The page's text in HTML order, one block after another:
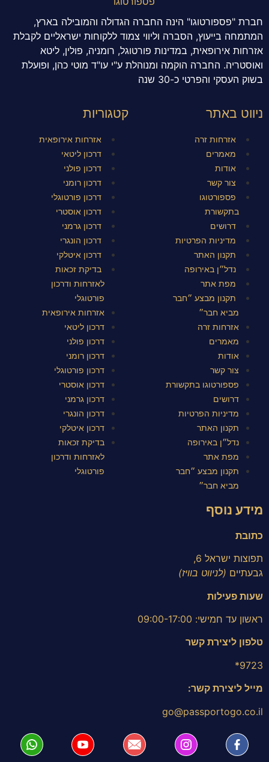
חברת "פספורטוגו" הינה החברה הגדולה והמובילה בארץ,
המתמחה בייעוץ, הסברה וליווי צמוד ללקוחות ישראליים לקבלת
אזרחות אירופאית, במדינות פורטוגל, רומניה, פולין, ליטא
ואוסטריה. החברה הוקמה ומנוהלת ע"י עו"ד מוטי כהן, ופועלת
בשוק העסקי והפרטי כ-30 שנה
ניווט באתר
אזרחות זרה
מאמרים
אודות
צור קשר
פספורטוגו
בתקשורת
דרושים
מדיניות הפרטיות
תקנון האתר
נדל״ן באירופה
מפת אתר
תקנון מבצע ״חבר
מביא חבר״
אזרחות זרה
מאמרים
אודות
צור קשר
פספורטוגו בתקשורת
דרושים
מדיניות הפרטיות
תקנון האתר
נדל״ן באירופה
מפת אתר
תקנון מבצע ״חבר
מביא חבר״
קטגוריות
אזרחות אירופאית
דרכון ליטאי
דרכון פולני
דרכון רומני
דרכון פורטוגלי
דרכון אוסטרי
דרכון גרמני
דרכון הונגרי
דרכון איטלקי
בדיקת זכאות
לאזרחות ודרכון
פורטוגלי
אזרחות אירופאית
דרכון ליטאי
דרכון פולני
דרכון רומני
דרכון פורטוגלי
דרכון אוסטרי
דרכון גרמני
דרכון הונגרי
דרכון איטלקי
בדיקת זכאות
לאזרחות ודרכון
פורטוגלי
מידע נוסף
כתובת
תפוצות ישראל 6,
גבעתיים (לניווט בוויז)
שעות פעילות
ראשון עד חמישי: 09:00-17:00
טלפון ליצירת קשר
9723*
מייל ליצירת קשר:
go@passportogo.co.il